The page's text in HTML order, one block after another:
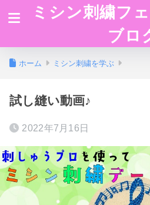
ミシン刺繍フ
ブロ
ホーム ミシン刺繍を学ぶ
試し縫い動画♪
2022年7月16日